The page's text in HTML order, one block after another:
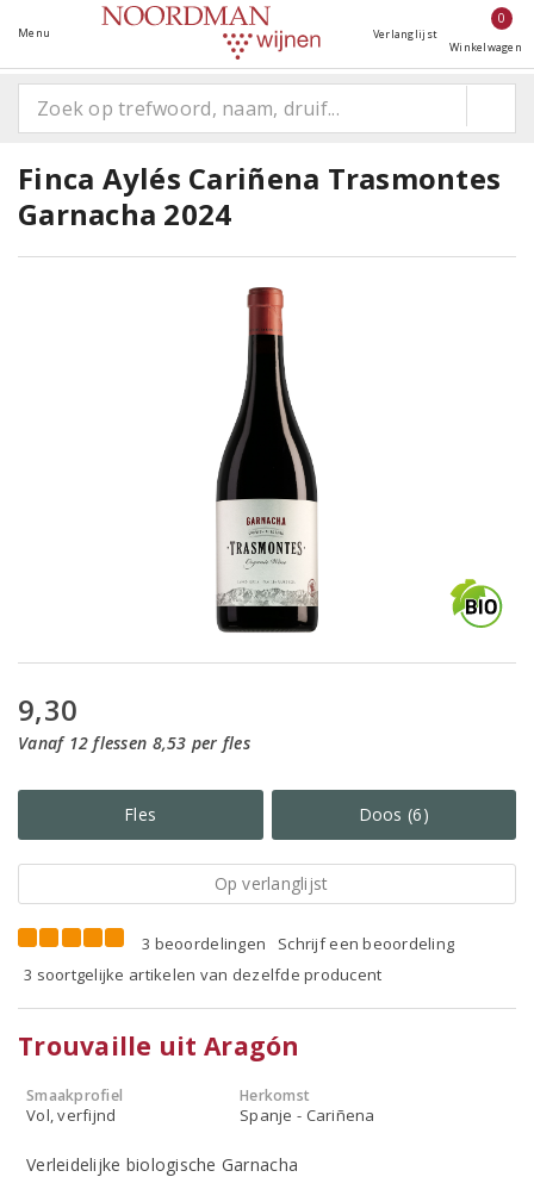
Menu Verlanglijst
0
Winkelwagen
Finca Aylés Cariñena Trasmontes
Garnacha 2024
9,30
Vanaf 12 flessen 8,53 per fles
Fles Doos (6)
Op verlanglijst
3 beoordelingen
Schrijf een beoordeling
3 soortgelijke artikelen van dezelfde producent
Trouvaille uit Aragón
Smaakprofiel
Vol, verfijnd
Herkomst
Spanje - Cariñena
Verleidelijke biologische Garnacha